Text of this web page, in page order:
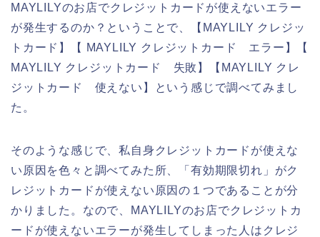
MAYLILYのお店でクレジットカードが使えないエラー
が発生するのか？ということで、【MAYLILY クレジッ
トカード】【 MAYLILY クレジットカード エラー】【
MAYLILY クレジットカード 失敗】【MAYLILY クレ
ジットカード 使えない】という感じで調べてみまし
た。
そのような感じで、私自身クレジットカードが使えな
い原因を色々と調べてみた所、「有効期限切れ」がク
レジットカードが使えない原因の１つであることが分
かりました。なので、MAYLILYのお店でクレジットカ
ードが使えないエラーが発生してしまった人はクレジ